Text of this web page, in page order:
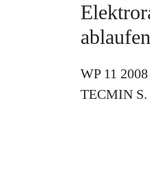
ablaufen
WP 11
TECMIN S.